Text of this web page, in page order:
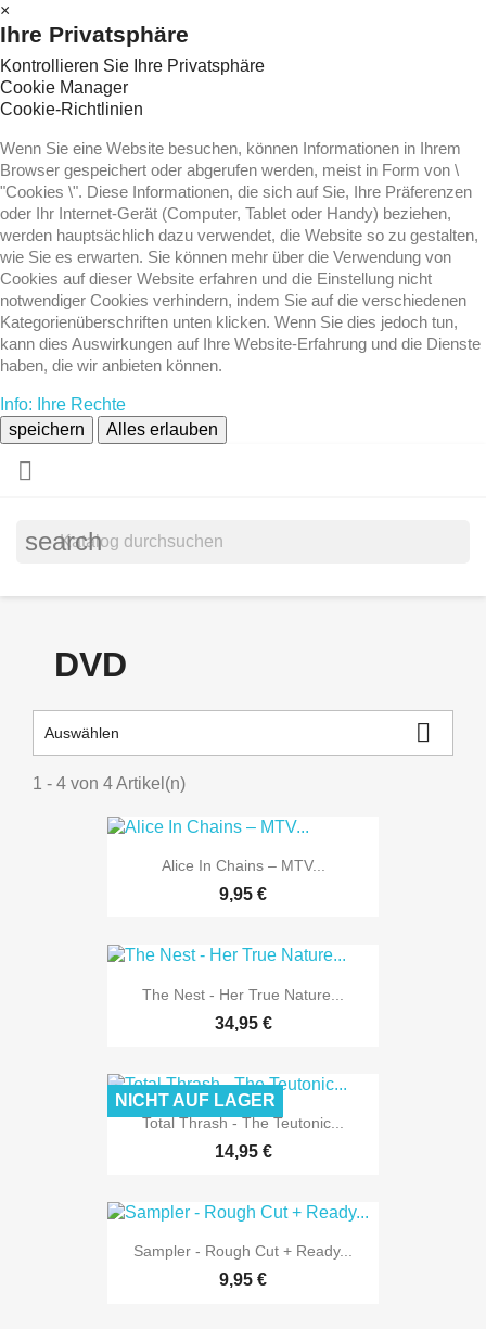
×
Ihre Privatsphäre
Kontrollieren Sie Ihre Privatsphäre
Cookie Manager
Cookie-Richtlinien
Wenn Sie eine Website besuchen, können Informationen in Ihrem
Browser gespeichert oder abgerufen werden, meist in Form von \
"Cookies \". Diese Informationen, die sich auf Sie, Ihre Präferenzen
oder Ihr Internet-Gerät (Computer, Tablet oder Handy) beziehen,
werden hauptsächlich dazu verwendet, die Website so zu gestalten,
wie Sie es erwarten. Sie können mehr über die Verwendung von
Cookies auf dieser Website erfahren und die Einstellung nicht
notwendiger Cookies verhindern, indem Sie auf die verschiedenen
Kategorienüberschriften unten klicken. Wenn Sie dies jedoch tun,
kann dies Auswirkungen auf Ihre Website-Erfahrung und die Dienste
haben, die wir anbieten können.
Info: Ihre Rechte
speichern
Alles erlauben

search
DVD
Auswählen 
1 - 4 von 4 Artikel(n)
Alice In Chains – MTV...
9,95 €
The Nest - Her True Nature...
34,95 €
Total Thrash - The Teutonic...
14,95 €
NICHT AUF LAGER
Sampler - Rough Cut + Ready...
9,95 €